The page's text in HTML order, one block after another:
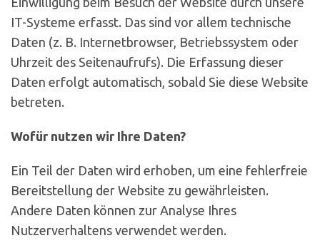
IT-Systeme erfasst. Das sind vor allem technische
Daten (z. B. Internetbrowser, Betriebssystem oder
Uhrzeit des Seitenaufrufs). Die Erfassung dieser
Daten erfolgt automatisch, sobald Sie diese Website
betreten.
Wofür nutzen wir Ihre Daten?
Ein Teil der Daten wird erhoben, um eine fehlerfreie
Bereitstellung der Website zu gewährleisten.
Andere Daten können zur Analyse Ihres
Nutzerverhaltens verwendet werden.